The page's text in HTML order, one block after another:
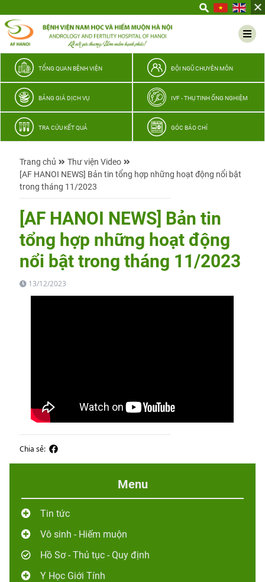
thương
TỔNG QUAN BỆNH VIỆN ĐỘI NGŨ CHUYÊN MÔN
BẢNG GIÁ DỊCH VỤ IVF - THỤ TINH ỐNG NGHIỆM
TRA CỨU KẾT QUẢ GÓC BÁO CHÍ
Trang chủ
Thư viện Video
[AF HANOI NEWS] Bản tin tổng hợp những hoạt động nổi bật
trong tháng 11/2023
[AF HANOI NEWS] Bản tin
tổng hợp những hoạt động
nổi bật trong tháng 11/2023
13/12/2023
Chia sẻ:
Menu
Tin tức
Vô sinh - Hiếm muộn
Hồ Sơ - Thủ tục - Quy định
Y Học Giới Tính